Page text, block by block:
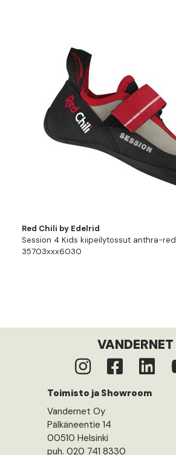
Red Chili by Edelrid
Session 4 Kids kiipeilytossut anthra-red
35703xxx6030
VANDERNET
Toimisto ja Showroom
Vandernet Oy
Pälkäneentie 14
00510 Helsinki
puh. 020 741 8330